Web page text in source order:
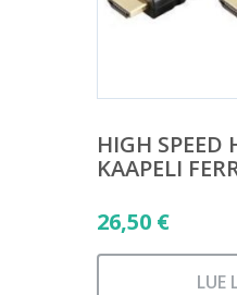
HIGH
KAAPELI
26,50 €
LUE